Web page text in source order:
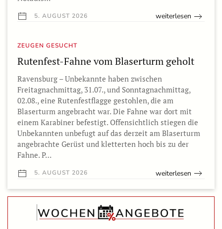
5. AUGUST 2026 weiterlesen
ZEUGEN GESUCHT
Rutenfest-Fahne vom Blaserturm geholt
Ravensburg – Unbekannte haben zwischen
Freitagnachmittag, 31.07., und Sonntagnachmittag,
02.08., eine Rutenfestflagge gestohlen, die am
Blaserturm angebracht war. Die Fahne war dort mit
einem Karabiner befestigt. Offensichtlich stiegen die
Unbekannten unbefugt auf das derzeit am Blaserturm
angebrachte Gerüst und kletterten hoch bis zu der
Fahne. P…
5. AUGUST 2026 weiterlesen